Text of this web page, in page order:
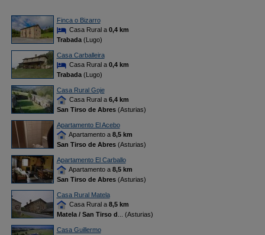
Finca o Bizarro
Casa Rural a 0,4 km
Trabada(Lugo)
Casa Carballeira
Casa Rural a 0,4 km
Trabada(Lugo)
Casa Rural Goje
Casa Rural a 6,4 km
San Tirso de Abres(Asturias)
Apartamento El Acebo
Apartamento a 8,5 km
San Tirso de Abres(Asturias)
Apartamento El Carballo
Apartamento a 8,5 km
San Tirso de Abres(Asturias)
Casa Rural Matela
Casa Rural a 8,5 km
Matela / San Tirso d ... (Asturias)
Casa Guillermo